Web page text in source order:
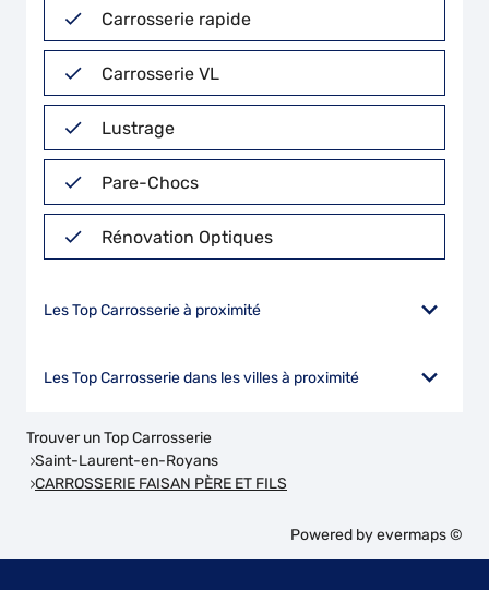
Carrosserie rapide
Carrosserie VL
Lustrage
Pare-Chocs
Rénovation Optiques
Les Top Carrosserie à proximité
Les Top Carrosserie dans les villes à proximité
Trouver un Top Carrosserie
Saint-Laurent-en-Royans
CARROSSERIE FAISAN PÈRE ET FILS
Powered byevermaps ©